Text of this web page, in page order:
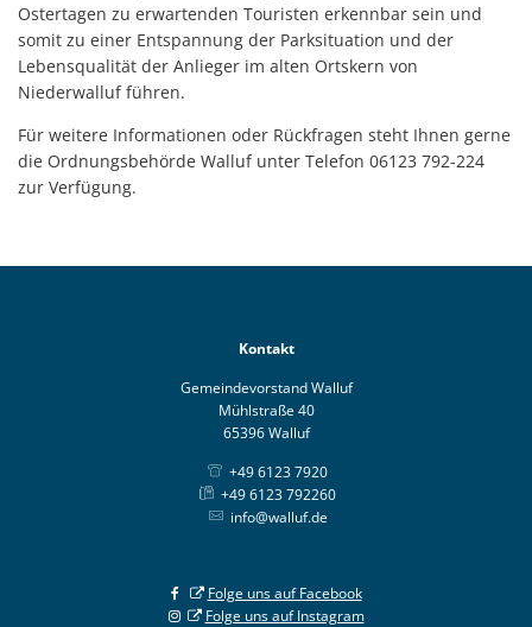
Ostertagen zu erwartenden Touristen erkennbar sein und
somit zu einer Entspannung der Parksituation und der
Lebensqualität der Anlieger im alten Ortskern von
Niederwalluf führen.
Für weitere Informationen oder Rückfragen steht Ihnen gerne
die Ordnungsbehörde Walluf unter Telefon 06123 792-224
zur Verfügung.
Kontakt
Gemeindevorstand Walluf
Mühlstraße 40
65396 Walluf
+49 6123 7920
+49 6123 792260
info@walluf.de
Folge uns auf Facebook
Folge uns auf Instagram